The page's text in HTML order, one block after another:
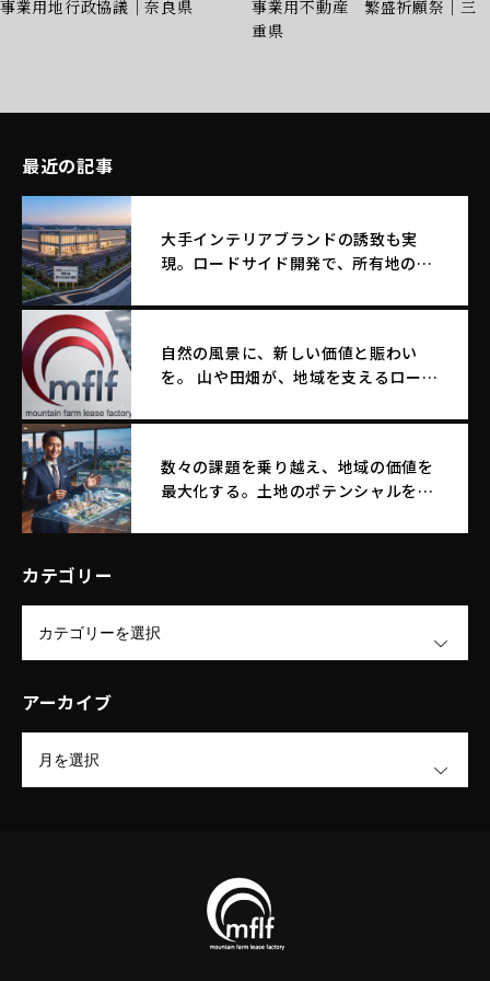
事業用地行政協議｜奈良県
事業用不動産 繁盛祈願祭｜三
重県
最近の記事
大手インテリアブランドの誘致も実
現。ロードサイド開発で、所有地のポ
自然の風景に、新しい価値と賑わい
を。 山や田畑が、地域を支えるロード
数々の課題を乗り越え、地域の価値を
最大化する。土地のポテンシャルを引
リー株式会社
カテゴリー
アーカイブ